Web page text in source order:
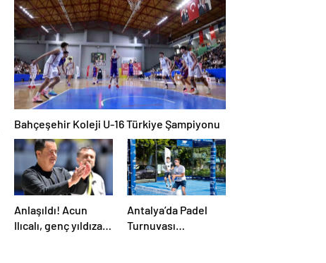
futbolcuya
hayranlığını ilan etti
Bahçeşehir Koleji U-16 Türkiye Şampiyonu
Anlaşıldı! Acun
Ilıcalı, genç yıldıza 2
Antalya’da Padel
Turnuvası